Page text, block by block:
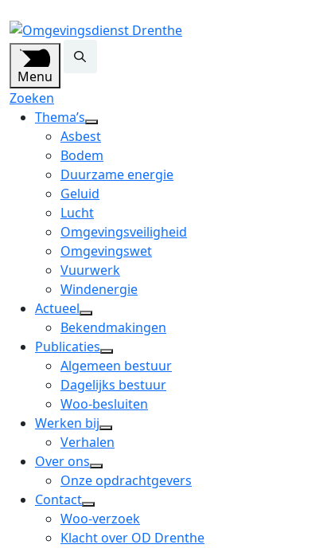
Menu
Zoeken
Thema’s
open
dropdown
menu
Asbest
Bodem
Duurzame energie
Geluid
Lucht
Omgevingsveiligheid
Omgevingswet
Vuurwerk
Windenergie
Actueel
open
dropdown
menu
Bekendmakingen
Publicaties
open
dropdown
menu
Algemeen bestuur
Dagelijks bestuur
Woo-besluiten
Werken bij
open
menu
Verhalen
Over ons
open
dropdown
menu
Onze opdrachtgevers
Contact
open
dropdown
Woo-verzoek
Klacht over OD Drenthe